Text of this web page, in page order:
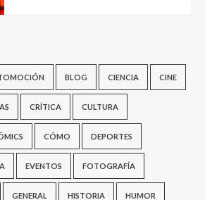
BLOG CIENCIA CINE
CRÍTICA CULTURA
CÓMO DEPORTES
EVENTOS FOTOGRAFÍA
GENERAL HISTORIA HUMOR